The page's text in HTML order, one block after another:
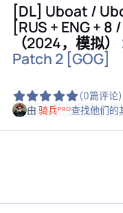
[DL] Uboat /
[RUS + ENG + 8
（2024，模拟）
Patch 2 [GOG]
(0篇评论)
由骑兵ᴾᴿᴼ查找他们的